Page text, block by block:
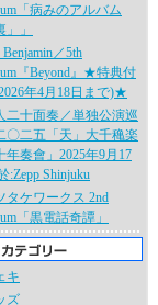
「病みのアルバム
」」
Benjamin／5th
『Beyond』★特典付
年4月18日まで)★
二十面奏／単独公演巡
〇二五「天」大千穐楽
年奏會」2025年9月17
:Zepp Shinjuku
タケワークス 2nd
「黒電話奇譚」
キ
ズ